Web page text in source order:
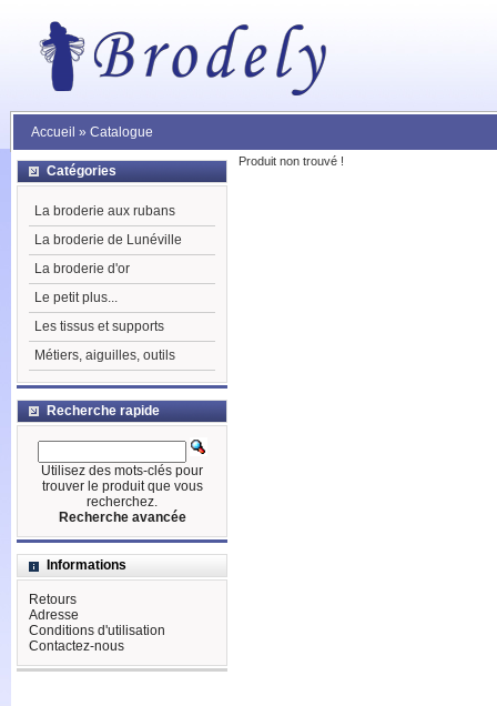
Accueil » Catalogue
Produit non trouvé !
Catégories
La broderie aux rubans
La broderie de Lunéville
La broderie d'or
Le petit plus...
Les tissus et supports
Métiers, aiguilles, outils
Recherche rapide
Utilisez des mots-clés pour
trouver le produit que vous
recherchez.
Recherche avancée
Informations
Retours
Adresse
Conditions d'utilisation
Contactez-nous